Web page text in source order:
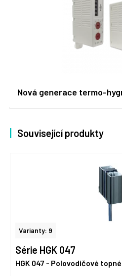
Nová generace termo-
Související produkty
Varianty: 9
Série HGK 047
HGK 047 - Polovodičové